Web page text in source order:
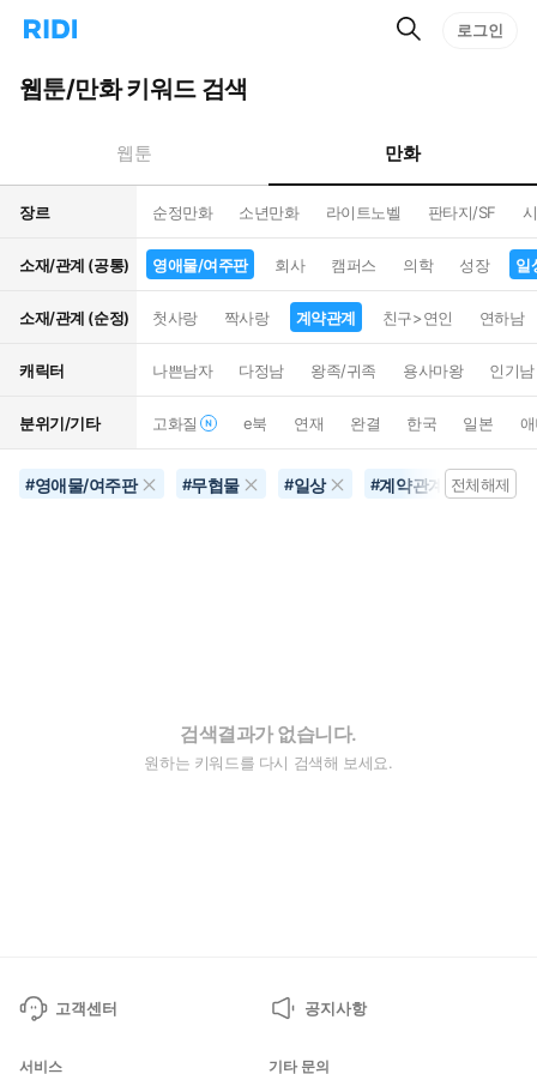
리
홈
으
턴
트
검
로그인
웹툰/만화 키워드 검색
웹툰 만화
장르 순정만화 소년만화 라이트노벨 판타지/SF
소재/관계 (공통) 영애물/여주판 회사 캠퍼스 의학 성장 일
소재/관계 (순정) 첫사랑 짝사랑 계약관계 친구>연인 연하남
캐릭터 나쁜남자 다정남 왕족/귀족 용사마왕 인기남
분위기/기타 고화질 e북 연재 완결 한국 일본
#영애물/여주판 #무협물 #일상 #계약관계 #별점
전체해제
검색결과가 없습니다.
원하는 키워드를 다시 검색해 보세요.
고객센터 공지사항
서비스 기타 문의